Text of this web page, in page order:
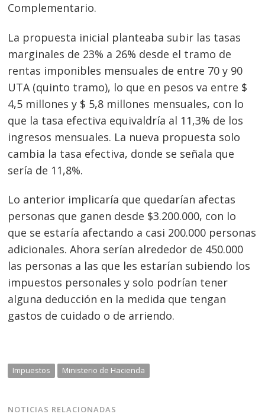
Complementario.
La propuesta inicial planteaba subir las tasas
marginales de 23% a 26% desde el tramo de
rentas imponibles mensuales de entre 70 y 90
UTA (quinto tramo), lo que en pesos va entre $
4,5 millones y $ 5,8 millones mensuales, con lo
que la tasa efectiva equivaldría al 11,3% de los
ingresos mensuales. La nueva propuesta solo
cambia la tasa efectiva, donde se señala que
sería de 11,8%.
Lo anterior implicaría que quedarían afectas
personas que ganen desde $3.200.000, con lo
que se estaría afectando a casi 200.000 personas
adicionales. Ahora serían alrededor de 450.000
las personas a las que les estarían subiendo los
impuestos personales y solo podrían tener
alguna deducción en la medida que tengan
gastos de cuidado o de arriendo.
Impuestos Ministerio de Hacienda
NOTICIAS RELACIONADAS
Navegación
de
entradas